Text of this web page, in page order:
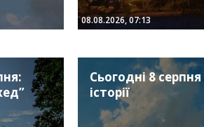
08.08.2026, 07:13
Сьогодні 8
історії